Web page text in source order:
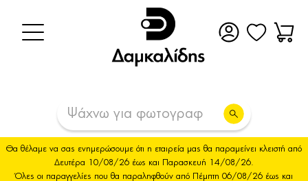
Θα θέλαμε να σας ενημερώσουμε ότι η εταιρεία μας θα παραμείνει κλειστή από
Δευτέρα 10/08/26 έως και Παρασκευή 14/08/26.
Όλες οι παραγγελίες που θα παραληφθούν από Πέμπτη 06/08/26 έως και